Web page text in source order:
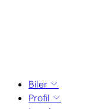
Biler
Profil